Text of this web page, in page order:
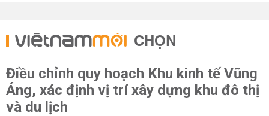
CHỌN
Điều chỉnh quy hoạch Khu kinh tế Vũng
Áng, xác định vị trí xây dựng khu đô thị
và du lịch